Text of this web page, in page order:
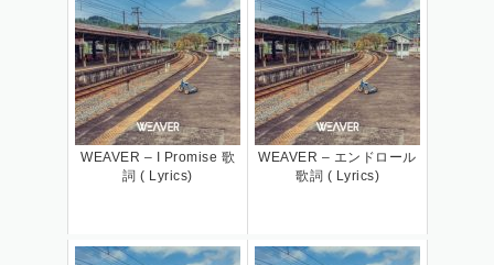
WEAVER – I Promise 歌
詞 ( Lyrics)
WEAVER – エンドロール
歌詞 ( Lyrics)